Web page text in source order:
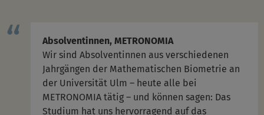
Absolventinnen, METRONOMIA
Wir sind Absolventinnen aus verschiedenen
Jahrgängen der Mathematischen Biometrie an
der Universität Ulm – heute alle bei
METRONOMIA tätig – und können sagen: Das
Studium hat uns hervorragend auf das